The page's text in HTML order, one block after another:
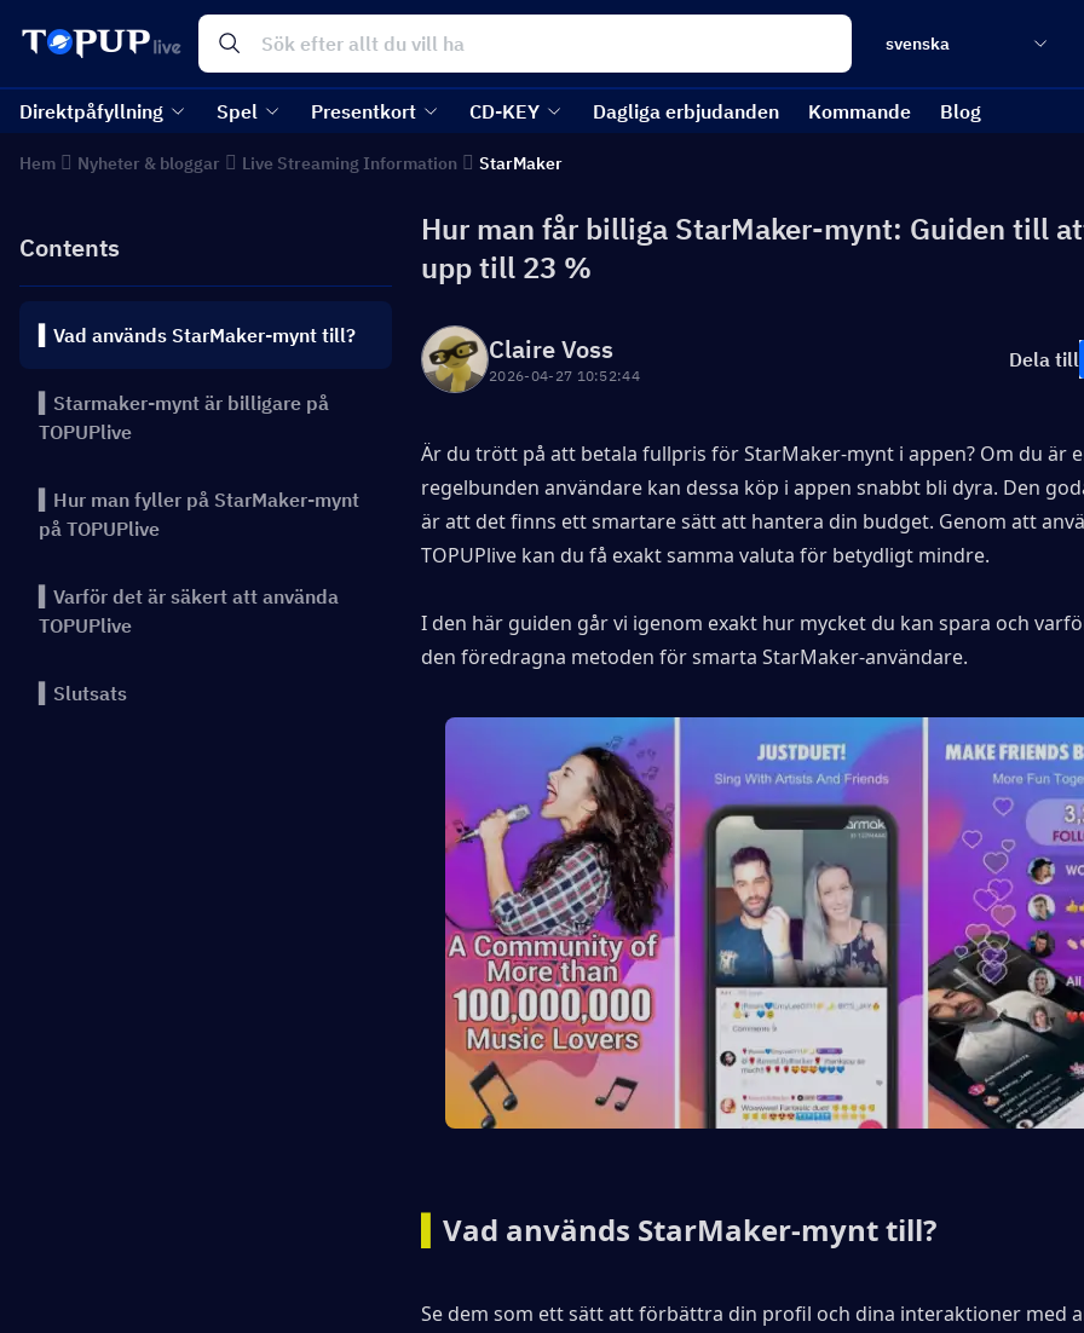
svenska
Direktpåfyllning Spel Presentkort CD-KEY Dagliga erbjudanden Kommande Blog
Hem Nyheter & bloggar Live Streaming Information StarMaker
Contents
▍Vad används StarMaker-mynt till?
▍Starmaker-mynt är billigare på
TOPUPlive
▍Hur man fyller på StarMaker-mynt
på TOPUPlive
▍Varför det är säkert att använda
TOPUPlive
▍Slutsats
Hur man får billiga StarMaker-mynt: Guiden till
upp till 23 %
Claire Voss
2026-04-27 10:52:44
Dela till
Är du trött på att betala fullpris för StarMaker-mynt i appen? Om du är
regelbunden användare kan dessa köp i appen snabbt bli dyra. Den
är att det finns ett smartare sätt att hantera din budget. Genom att
TOPUPlive kan du få exakt samma valuta för betydligt mindre.
I den här guiden går vi igenom exakt hur mycket du kan spara och
den föredragna metoden för smarta StarMaker-användare.
Vad används StarMaker-mynt till?
Se dem som ett sätt att förbättra din profil och dina interaktioner med